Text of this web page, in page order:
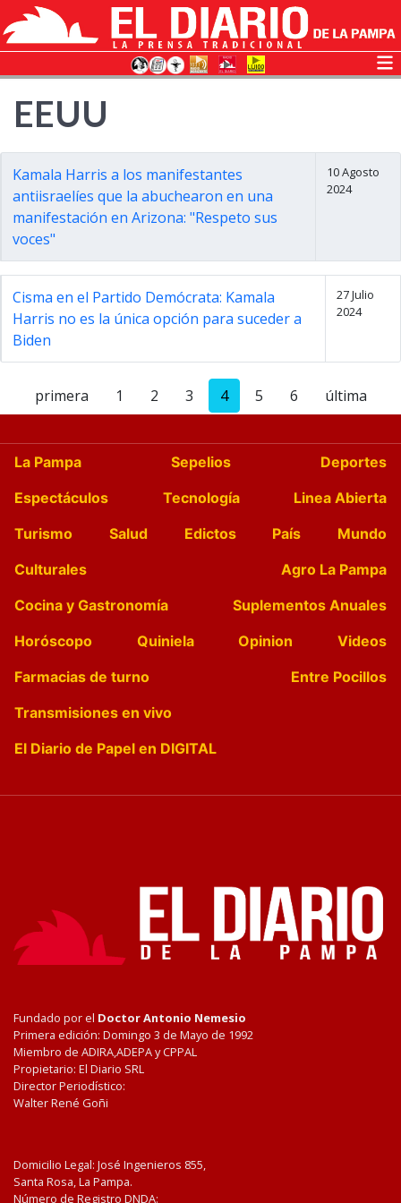
EEUU
Kamala Harris a los manifestantes
antiisraelíes que la abuchearon en una
manifestación en Arizona: "Respeto sus
voces"
10 Agosto
2024
Cisma en el Partido Demócrata: Kamala
Harris no es la única opción para suceder a
Biden
27 Julio
2024
primera 1 2 3 4 5 6 última
La Pampa Sepelios
Deportes
Espectáculos
Tecnología
Linea Abierta
Turismo
Salud Edictos País
Mundo
Culturales
Agro La Pampa
Cocina y Gastronomía
Suplementos Anuales
Horóscopo
Quiniela Opinion
Videos
Farmacias de turno
Entre Pocillos
Transmisiones en vivo
El Diario de Papel en DIGITAL
Fundado por el Doctor Antonio Nemesio
Primera edición: Domingo 3 de Mayo de 1992
Miembro de ADIRA,ADEPA y CPPAL
Propietario: El Diario SRL
Director Periodístico:
Walter René Goñi
Domicilio Legal: José Ingenieros 855,
Santa Rosa, La Pampa.
Número de Registro DNDA: